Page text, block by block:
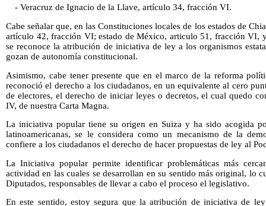
- Veracruz de Ignacio de la Llave, artículo 34, fracción VI.
Cabe señalar que, en las Constituciones locales de los estados de
artículo 42, fracción VI; estado de México, articulo 51, fracción VI,
se reconoce la atribución de iniciativa de ley a los organismos
gozan de autonomía constitucional.
Asimismo, cabe tener presente que en el marco de la reforma
reconoció el derecho a los ciudadanos, en un equivalente al cero
de electores, el derecho de iniciar leyes o decretos, el cual quedo
IV, de nuestra Carta Magna.
La iniciativa popular tiene su origen en Suiza y ha sido acogida
latinoamericanas, se le considera como un mecanismo de la
confiere a los ciudadanos el derecho de hacer propuestas de ley al
La Iniciativa popular permite identificar problemáticas más
actividad en las cuales se desarrollan en su sentido más original, lo
Diputados, responsables de llevar a cabo el proceso el legislativo.
En este sentido, estoy segura que la atribución de iniciativa de